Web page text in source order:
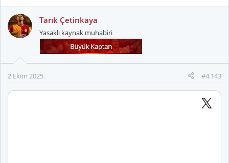
Tarık Çetinkaya
Yasaklı kaynak muhabiri
2 Ekim 2025 #4.143